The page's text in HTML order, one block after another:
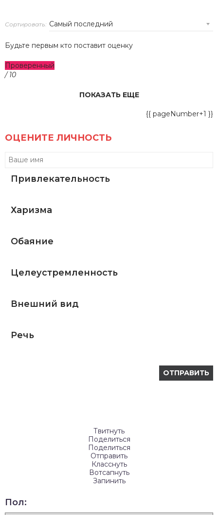
Сортировать:
Будьте первым кто поставит оценку
Проверенный
/ 10
ПОКАЗАТЬ ЕЩЕ
{{ pageNumber+1 }}
ОЦЕНИТЕ ЛИЧНОСТЬ
Привлекательность
Харизма
Обаяние
Целеустремленность
Внешний вид
Речь
Твитнуть
Поделиться
Поделиться
Отправить
Класснуть
Вотсапнуть
Запинить
Пол: